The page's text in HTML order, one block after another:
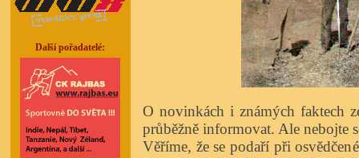
Další pořadatelé:
O novinkách i známých faktech
průběžně informovat. Ale nebojte
Věříme, že se podaří při